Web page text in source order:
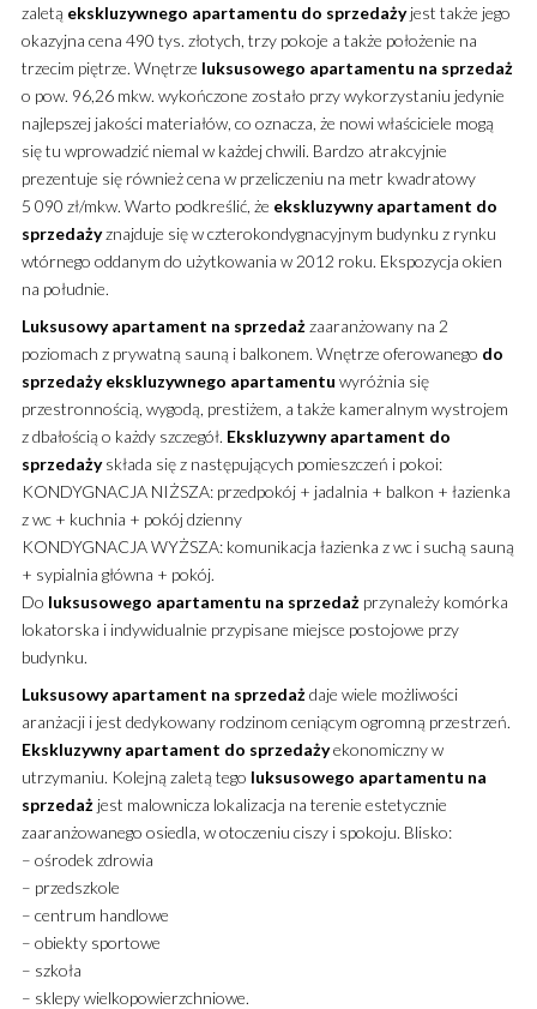
zaletą ekskluzywnego apartamentu do sprzedażyjest także jego
okazyjna cena 490 tys. złotych, trzy pokoje a także położenie na
trzecim piętrze. Wnętrze luksusowego apartamentu na sprzedaż
o pow. 96,26 mkw. wykończone zostało przy wykorzystaniu jedynie
najlepszej jakości materiałów, co oznacza, że nowi właściciele mogą
się tu wprowadzić niemal w każdej chwili. Bardzo atrakcyjnie
prezentuje się również cena w przeliczeniu na metr kwadratowy
5 090 zł/mkw. Warto podkreślić, że ekskluzywny apartament do
sprzedażyznajduje się w czterokondygnacyjnym budynku z rynku
wtórnego oddanym do użytkowania w 2012 roku. Ekspozycja okien
na południe.
Luksusowy apartament na sprzedażzaaranżowany na 2
poziomach z prywatną sauną i balkonem. Wnętrze oferowanego do
sprzedaży ekskluzywnego apartamentu wyróżnia się
przestronnością, wygodą, prestiżem, a także kameralnym wystrojem
z dbałością o każdy szczegół. Ekskluzywny apartament do
sprzedażyskłada się z następujących pomieszczeń i pokoi:
KONDYGNACJA NIŻSZA: przedpokój + jadalnia + balkon + łazienka
z wc + kuchnia + pokój dzienny
KONDYGNACJA WYŻSZA: komunikacja łazienka z wc i suchą sauną
+ sypialnia główna + pokój.
Do luksusowego apartamentu na sprzedażprzynależy komórka
lokatorska i indywidualnie przypisane miejsce postojowe przy
budynku.
Luksusowy apartament na sprzedażdaje wiele możliwości
aranżacji i jest dedykowany rodzinom ceniącym ogromną przestrzeń.
Ekskluzywny apartament do sprzedażyekonomiczny w
utrzymaniu. Kolejną zaletą tego luksusowego apartamentu na
sprzedażjest malownicza lokalizacja na terenie estetycznie
zaaranżowanego osiedla, w otoczeniu ciszy i spokoju. Blisko:
– ośrodek zdrowia
– przedszkole
– centrum handlowe
– obiekty sportowe
– szkoła
– sklepy wielkopowierzchniowe.